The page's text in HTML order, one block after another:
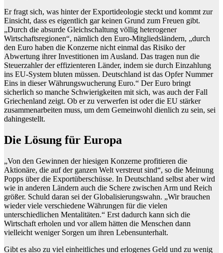
Er fragt sich, was hinter der Exportideologie steckt und kommt zur
Einsicht, dass es eigentlich gar keinen Grund zum Freuen gibt.
„Durch die absurde Gleichschaltung völlig heterogener
Wirtschaftsregionen“, nämlich den Euro-Mitgliedsländern, „durch
den Euro haben die Konzerne nicht einmal das Risiko der
Abwertung ihrer Investitionen im Ausland. Das tragen nun die
Steuerzahler der effizienteren Länder, indem sie durch Einzahlung
ins EU-System bluten müssen. Deutschland ist das Opfer Nummer
Eins in dieser Währungswucherung Euro.“ Der Euro bringt
sicherlich so manche Schwierigkeiten mit sich, was auch der Fall
Griechenland zeigt. Ob er zu verwerfen ist oder die EU stärker
zusammenarbeiten muss, um dem Gemeinwohl dienlich zu sein, sei
dahingestellt.
Die Lösung für Europa
„Von den Gewinnen der hiesigen Konzerne profitieren die
Aktionäre, die auf der ganzen Welt verstreut sind“, so die Meinung
Popps über die Exportüberschüsse. In Deutschland selbst aber wird
wie in anderen Ländern auch die Schere zwischen Arm und Reich
größer. Schuld daran sei der Globalisierungswahn. „Wir brauchen
wieder viele verschiedene Währungen für die vielen
unterschiedlichen Mentalitäten.“ Erst dadurch kann sich die
Wirtschaft erholen und vor allem hätten die Menschen dann
vielleicht weniger Sorgen um ihren Lebensunterhalt.
Gibt es also zu viel einheitliches und erlogenes Geld und zu wenig